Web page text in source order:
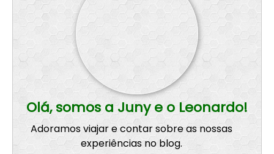
Olá, somos a Juny e o Leonardo!
Adoramos viajar e contar sobre as nossas
experiências no blog.